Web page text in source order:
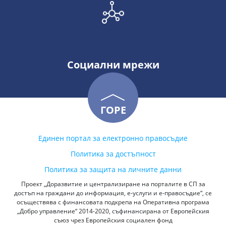
Социални мрежи
ГОРЕ
Единен портал за електронно правосъдие
Политика за достъпност
Политика за защита на личните данни
Проект „Доразвитие и централизиране на порталите в СП за
достъп на граждани до информация, е-услуги и е-правосъдие“, се
осъществява с финансовата подкрепа на Оперативна програма
„Добро управление“ 2014-2020, съфинансирана от Европейския
съюз чрез Европейския социален фонд